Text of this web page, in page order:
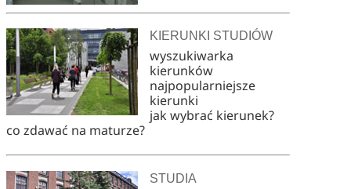
KIERUNKI STUDIÓW
wyszukiwarka
kierunków
najpopularniejsze
kierunki
jak wybrać kierunek?
co zdawać na maturze?
STUDIA